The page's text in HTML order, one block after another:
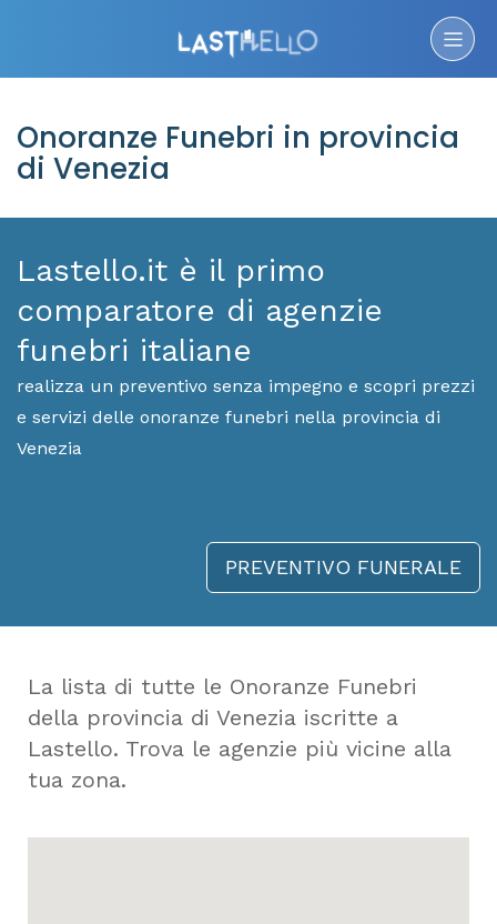
Onoranze Funebri in provincia
di Venezia
Lastello.it è il primo
comparatore di agenzie
funebri italiane
realizza un preventivo senza impegno e scopri prezzi
e servizi delle onoranze funebri nella provincia di
Venezia
PREVENTIVO FUNERALE
La lista di tutte le Onoranze Funebri
della provincia di Venezia iscritte a
Lastello. Trova le agenzie più vicine alla
tua zona.